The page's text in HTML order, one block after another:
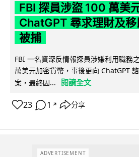
FBI 探員涉盜 100 萬
ChatGPT 尋求理財及移
被捕
FBI 一名資深反情報探員涉嫌利用職務
萬美元加密貨幣，事後更向 ChatGPT
案，最終因...
閱讀全文
23 1 ↗ 分享
ADVERTISEMENT